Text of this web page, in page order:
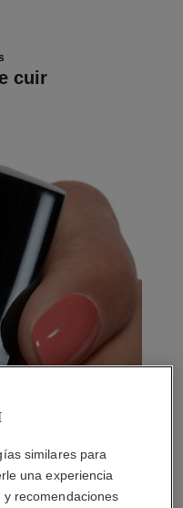
cuir
similares para
una experiencia
recomendaciones